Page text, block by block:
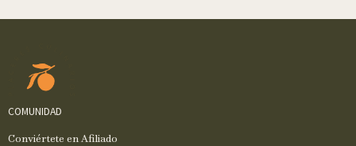
COMUNIDAD
Conviértete en Afiliado